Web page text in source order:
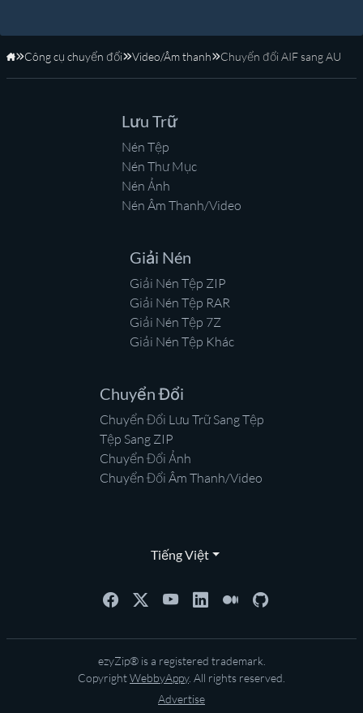
Trang Chủ
Công cụ chuyển đổi Video/Âm thanh Chuyển đổi AIF sang AU
Lưu Trữ
Nén Tệp
Nén Thư Mục
Nén Ảnh
Nén Âm Thanh/Video
Giải Nén
Giải Nén Tệp ZIP
Giải Nén Tệp RAR
Giải Nén Tệp 7Z
Giải Nén Tệp Khác
Chuyển Đổi
Chuyển Đổi Lưu Trữ Sang Tệp
Tệp Sang ZIP
Chuyển Đổi Ảnh
Chuyển Đổi Âm Thanh/Video
Tiếng Việt
ezyZip® is a registered trademark.
CopyrightWebbyAppy. All rights reserved.
Advertise